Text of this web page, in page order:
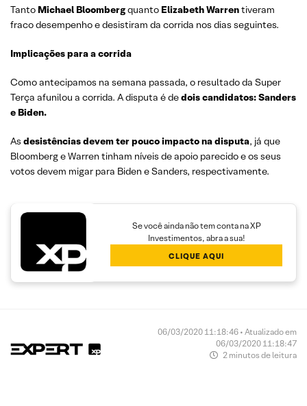
Tanto Michael Bloombergquanto Elizabeth Warrentiveram
fraco desempenho e desistiram da corrida nos dias seguintes.
Implicações para a corrida
Como antecipamos na semana passada, o resultado da Super
Terça afunilou a corrida. A disputa é dedois candidatos: Sanders
e Biden.
As desistências devem ter pouco impacto na disputa, já que
Bloomberg e Warren tinham níveis de apoio parecido e os seus
votos devem migar para Biden e Sanders, respectivamente.
Se você ainda não tem conta na XP
Investimentos, abra a sua!
CLIQUE AQUI
06/03/2020 11:18:46 • Atualizado em
06/03/2020 11:18:47
2 minutos de leitura